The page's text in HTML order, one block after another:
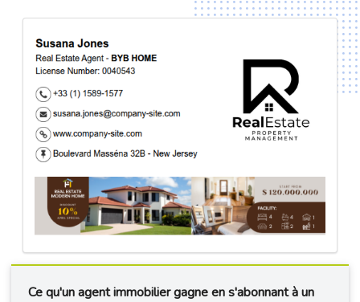
Ce qu'un agent immobilier gagne en s'abonnant à un